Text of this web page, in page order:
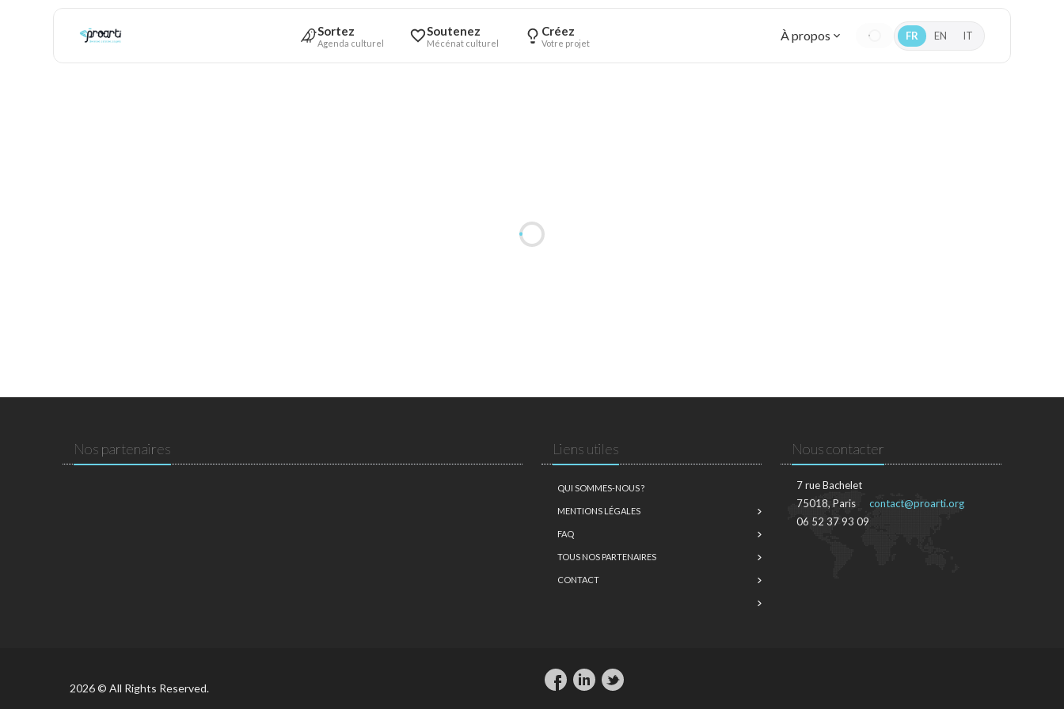
Sortez
Agenda culturel
Soutenez
Mécénat culturel
Créez
Votre projet À propos FR EN IT
Nos partenaires Liens utiles
QUI SOMMES-NOUS ?
MENTIONS LÉGALES
FAQ
TOUS NOS PARTENAIRES
CONTACT
Nous contacter
7 rue Bachelet
75018, Paris
06 52 37 93 09
contact@proarti.org
2026 © All Rights Reserved.